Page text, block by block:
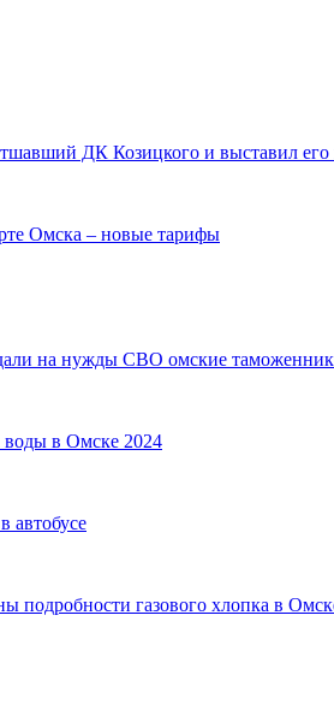
ДК Козицкого и выставил его
Омска – новые тарифы
на нужды СВО омские
воды в Омске 2024
автобусе
подробности газового хлопка в